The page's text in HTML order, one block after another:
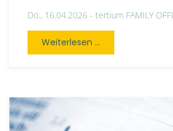
Do., 16.04.2026 - tertium FAMILY
Weiterlesen ...